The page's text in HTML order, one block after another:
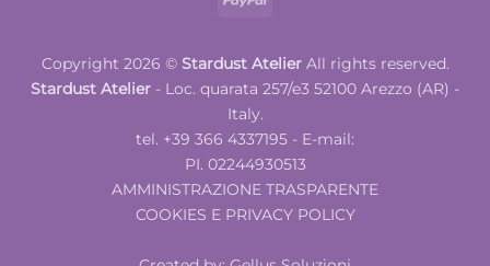
may
be
on
product
page
Copyright 2026 © Stardust AtelierAll rights reserved.
Stardust Atelier - Loc. quarata 257/e3 52100 Arezzo (AR) -
Italy.
tel. +39 366 4337195 - E-mail:
PI. 02244930513
AMMINISTRAZIONE TRASPARENTE
COOKIES E PRIVACY POLICY